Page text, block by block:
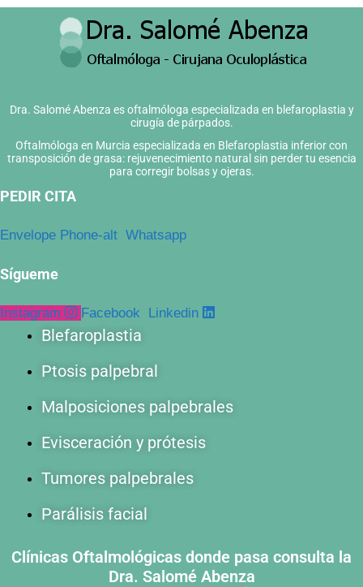
Dra. Salomé Abenza es oftalmóloga especializada en blefaroplastia y
cirugía de párpados.
Oftalmóloga en Murcia especializada en Blefaroplastia inferior con
transposición de grasa: rejuvenecimiento natural sin perder tu esencia
para corregir bolsas y ojeras.
PEDIR CITA
Envelope Phone-alt Whatsapp
Sígueme
Instagram Facebook Linkedin
Blefaroplastia
Ptosis palpebral
Malposiciones palpebrales
Evisceración y prótesis
Tumores palpebrales
Parálisis facial
Clínicas Oftalmológicas donde pasa consulta la
Dra. Salomé Abenza